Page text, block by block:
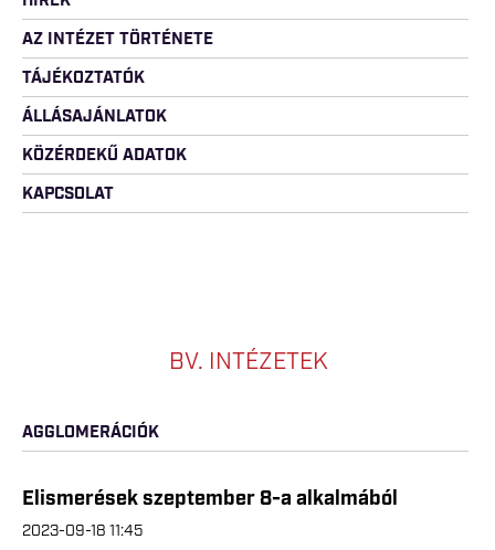
AZ INTÉZET TÖRTÉNETE
TÁJÉKOZTATÓK
ÁLLÁSAJÁNLATOK
KÖZÉRDEKŰ ADATOK
KAPCSOLAT
BV. INTÉZETEK
AGGLOMERÁCIÓK
Elismerések szeptember 8-a alkalmából
2023-09-18 11:45